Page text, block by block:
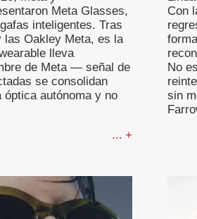
Meta Glasses,
inteligentes. Tras
las Oakley Meta, es la
lleva
de Meta — señal de
se consolidan
autónoma y no
... +
Con
No
sin